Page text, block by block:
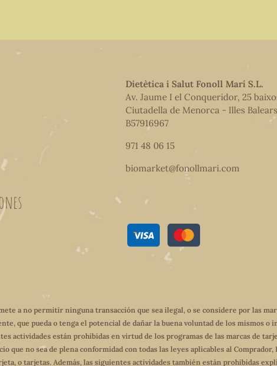
Dietètica i Salut Fonoll Marí S.L.
Av. Jaume I el Conqueridor, 25
Ciutadella de Menorca - Illes
B57916967
971 48 06 15
biomarket@fonollmari.com
a no permitir ninguna transacción que sea ilegal, o se considere por las
que pueda o tenga el potencial de dañar la buena voluntad de los mismos o
actividades están prohibidas en virtud de los programas de las marcas de
que no sea de plena conformidad con todas las leyes aplicables al Comprador,
o tarjetas. Además, las siguientes actividades también están prohibidas